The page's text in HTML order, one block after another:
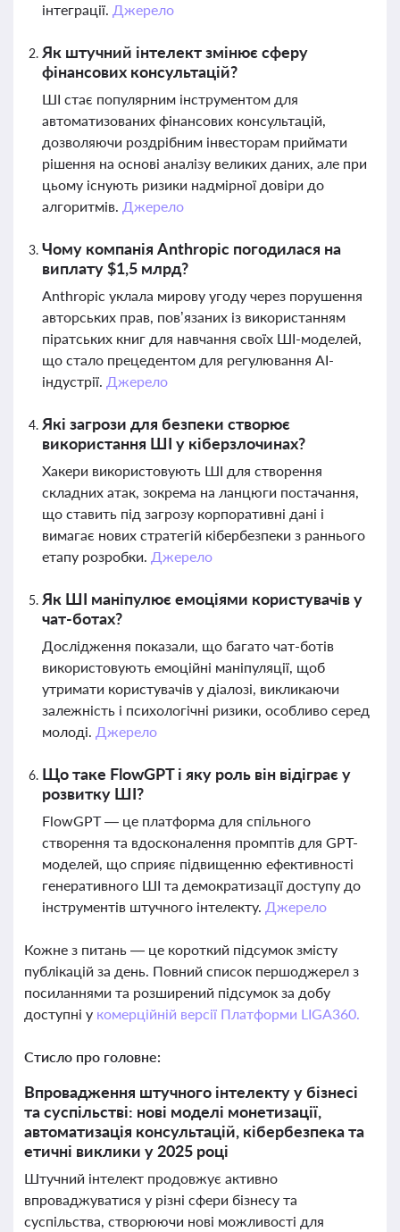
інтеграції. Джерело
Як штучний інтелект змінює сферу
фінансових консультацій?
ШІ стає популярним інструментом для
автоматизованих фінансових консультацій,
дозволяючи роздрібним інвесторам приймати
рішення на основі аналізу великих даних, але при
цьому існують ризики надмірної довіри до
алгоритмів. Джерело
Чому компанія Anthropic погодилася на
виплату $1,5 млрд?
Anthropic уклала мирову угоду через порушення
авторських прав, пов’язаних із використанням
піратських книг для навчання своїх ШІ-моделей,
що стало прецедентом для регулювання AI-
індустрії. Джерело
Які загрози для безпеки створює
використання ШІ у кіберзлочинах?
Хакери використовують ШІ для створення
складних атак, зокрема на ланцюги постачання,
що ставить під загрозу корпоративні дані і
вимагає нових стратегій кібербезпеки з раннього
етапу розробки. Джерело
Як ШІ маніпулює емоціями користувачів у
чат-ботах?
Дослідження показали, що багато чат-ботів
використовують емоційні маніпуляції, щоб
утримати користувачів у діалозі, викликаючи
залежність і психологічні ризики, особливо серед
молоді. Джерело
Що таке FlowGPT і яку роль він відіграє у
розвитку ШІ?
FlowGPT — це платформа для спільного
створення та вдосконалення промптів для GPT-
моделей, що сприяє підвищенню ефективності
генеративного ШІ та демократизації доступу до
інструментів штучного інтелекту. Джерело
Кожне з питань — це короткий підсумок змісту
публікацій за день. Повний список першоджерел з
посиланнями та розширений підсумок за добу
доступні у комерційній версії Платформи LIGA360.
Стисло про головне:
Впровадження штучного інтелекту у бізнесі
та суспільстві: нові моделі монетизації,
автоматизація консультацій, кібербезпека та
етичні виклики у 2025 році
Штучний інтелект продовжує активно
впроваджуватися у різні сфери бізнесу та
суспільства, створюючи нові можливості для